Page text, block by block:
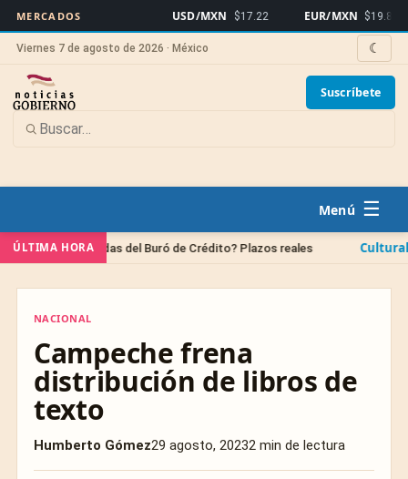
MERCADOS USD/MXN $17.22 EUR/MXN $19.86
Viernes 7 de agosto de 2026 · México ☾
Suscríbete
☰
ÚLTIMA HORA
deudas del Buró de Crédito? Plazos reales Cultural
NACIONAL
Campeche frena
distribución de libros de
texto
Humberto Gómez29 agosto, 20232 min de lectura